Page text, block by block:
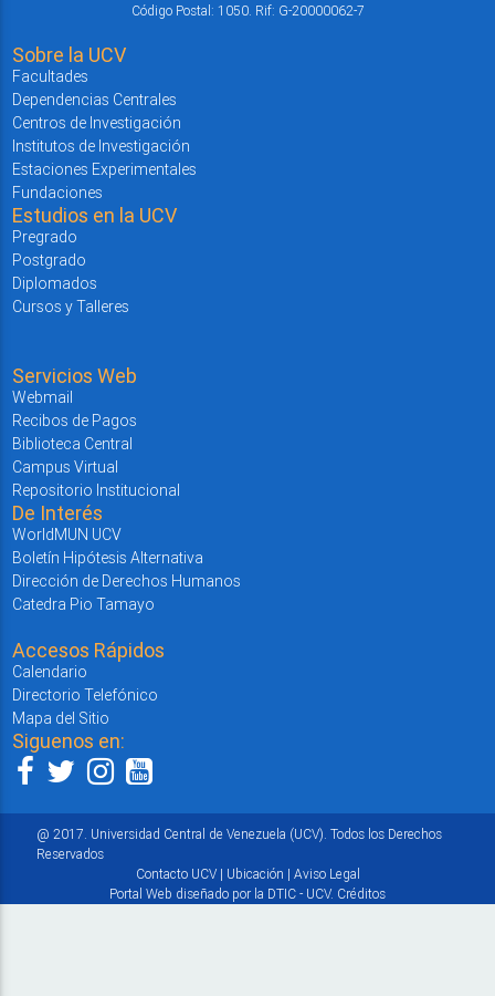
Código Postal: 1050. Rif: G-20000062-7
Sobre la UCV
Facultades
Dependencias Centrales
Centros de Investigación
Institutos de Investigación
Estaciones Experimentales
Fundaciones
Estudios en la UCV
Pregrado
Postgrado
Diplomados
Cursos y Talleres
Servicios Web
Webmail
Recibos de Pagos
Biblioteca Central
Campus Virtual
Repositorio Institucional
De Interés
WorldMUN UCV
Boletín Hipótesis Alternativa
Dirección de Derechos Humanos
Catedra Pio Tamayo
Accesos Rápidos
Calendario
Directorio Telefónico
Mapa del Sitio
Siguenos en:
@ 2017. Universidad Central de Venezuela (UCV). Todos los Derechos
Reservados
Contacto UCV| Ubicación | Aviso Legal
Portal Web diseñado por la DTIC - UCV. Créditos